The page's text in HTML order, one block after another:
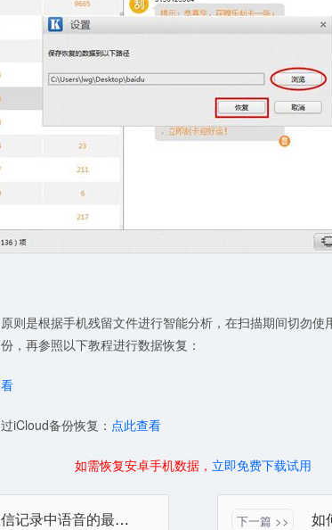
则是根据手机残留文件进行智能分析，在扫描期间切勿
，再参照以下教程进行数据恢复：
iCloud备份恢复： 点此查看
如需恢复安卓手机数据， 立即免费下载试用
查看微信记录中语音的最简单方法 下一篇 >>